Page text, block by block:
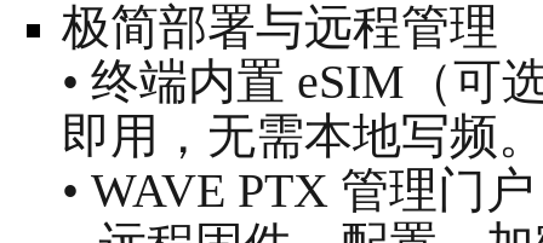
极简部署与远程管理
• 终端内置 eSIM（可
即用，无需本地写频
• WAVE PTX 管理门